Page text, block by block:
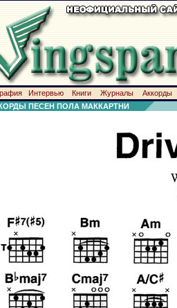
Интервью Книги Журналы
Аккорды
ПЕСЕН ПОЛА МАККАРТНИ